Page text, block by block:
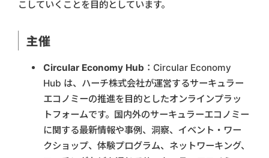
こしていくことを目的としています。
主催
Circular Economy Hub ：Circular Economy
Hub は、ハーチ株式会社が運営するサーキュラー
エコノミーの推進を目的としたオンラインプラッ
トフォームです。国内外のサーキュラーエコノミー
に関する最新情報や事例、洞察、イベント・ワー
クショップ、体験プログラム、ネットワーキング、